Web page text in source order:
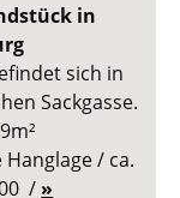
in
sich in
Sackgasse.
/ ca.
/ »